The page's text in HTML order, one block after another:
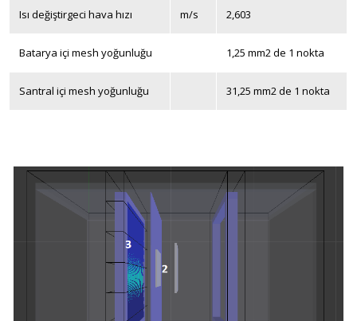
Isı değiştirgeci hava hızı m/s 2,603
Batarya içi mesh yoğunluğu 1,25 mm2de 1 nokta
Santral içi mesh yoğunluğu 31,25 mm2de 1 nokta